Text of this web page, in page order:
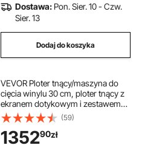
Dostawa: Pon. Sier. 10 - Czw.
Sier. 13
Dodaj do koszyka
VEVOR Ploter tnący/maszyna do
cięcia winylu 30 cm, ploter tnący z
ekranem dotykowym i zestawem
materiałów i narzędzi,
kompatybilny z systemami
Mac/Windows/Android/iOS, do
rękodzieła, kartek i dekoracji wnętrz
(59)
135290zł